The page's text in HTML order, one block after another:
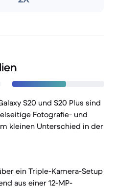
S20 und S20 Plus sind
Fotografie- und
kleinen Unterschied in der
ein Triple-Kamera-Setup
aus einer 12-MP-